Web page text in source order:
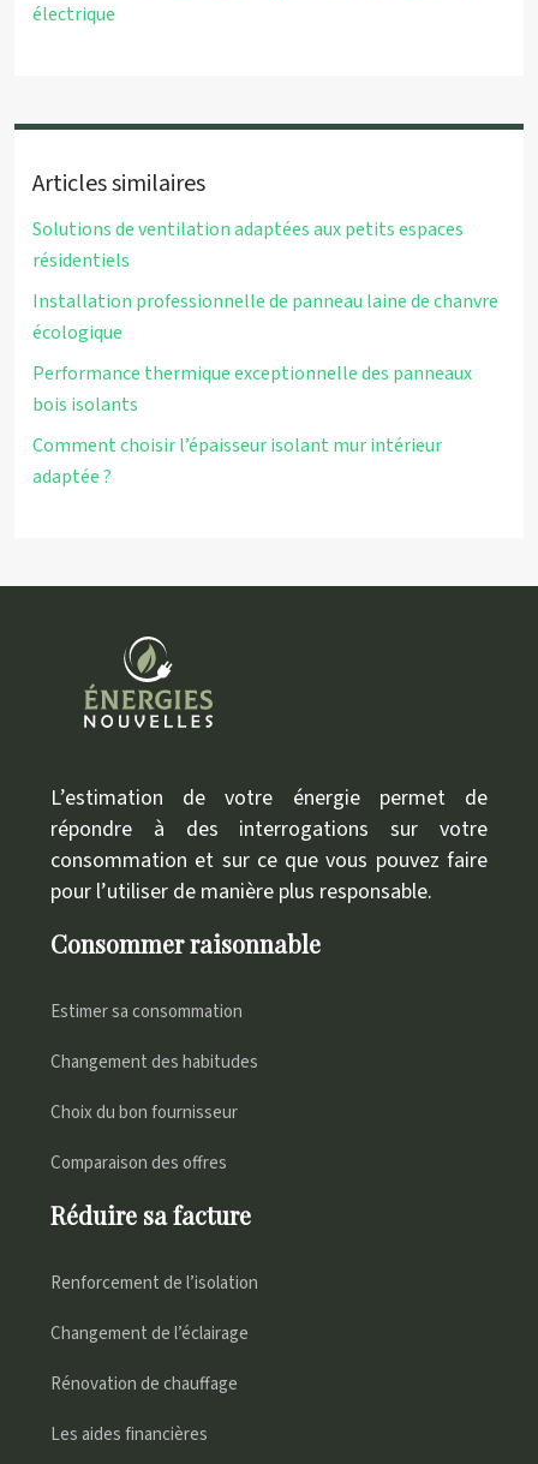
électrique
Articles similaires
Solutions de ventilation adaptées aux petits espaces
résidentiels
Installation professionnelle de panneau laine de chanvre
écologique
Performance thermique exceptionnelle des panneaux
bois isolants
Comment choisir l’épaisseur isolant mur intérieur
adaptée ?
L’estimation de votre énergie permet de
répondre à des interrogations sur votre
consommation et sur ce que vous pouvez faire
pour l’utiliser de manière plus responsable.
Consommer raisonnable
Estimer sa consommation
Changement des habitudes
Choix du bon fournisseur
Comparaison des offres
Réduire sa facture
Renforcement de l’isolation
Changement de l’éclairage
Rénovation de chauffage
Les aides financières